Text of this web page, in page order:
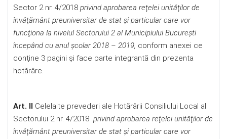
Sector 2 nr. 4/2018 privind aprobarea reţelei unităţilor de
învăţământ preuniversitar de stat şi particular care vor
funcţiona la nivelul Sectorului 2 al Municipiului Bucureşti
începând cu anul şcolar 2018 – 2019, conform anexei ce
conţine 3 pagini şi face parte integrantă din prezenta
hotărâre.
Art. II Celelalte prevederi ale Hotărârii Consiliului Local al
Sectorului 2 nr. 4/2018 privind aprobarea reţelei unităţilor de
învăţământ preuniversitar de stat şi particular care vor